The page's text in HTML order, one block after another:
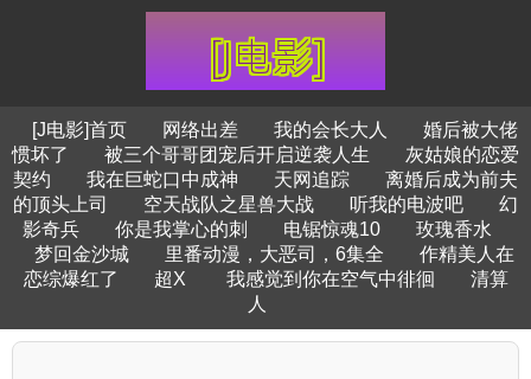
[J电影]首页 网络出差 我的会长大人
婚后被大佬
惯坏了
被三个哥哥团宠后开启逆袭人生
灰姑娘的恋爱
契约
我在巨蛇口中成神 天网追踪
离婚后成为前夫
的顶头上司
空天战队之星兽大战 听我的电波吧
幻
影奇兵
你是我掌心的刺 电锯惊魂10
玫瑰香水
梦回金沙城
里番动漫，大恶司，6集全
作精美人在
恋综爆红了
超X 我感觉到你在空气中徘徊
清算
人